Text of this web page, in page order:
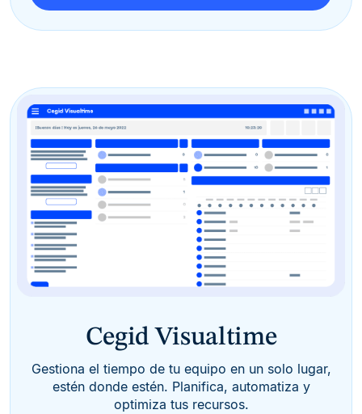
Cegid Visualtime
Gestiona el tiempo de tu equipo en un solo lugar,
estén donde estén. Planifica, automatiza y
optimiza tus recursos.